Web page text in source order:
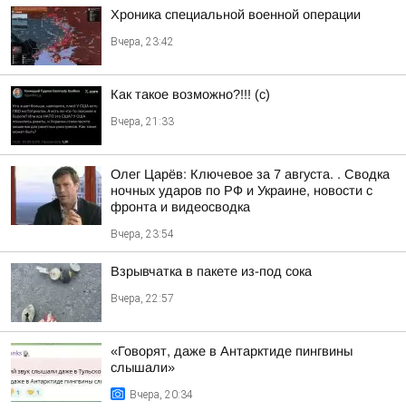
Хроника специальной военной операции
Вчера, 23:42
Как такое возможно?!!! (c)
Вчера, 21:33
Олег Царёв: Ключевое за 7 августа. . Сводка
ночных ударов по РФ и Украине, новости с
фронта и видеосводка
Вчера, 23:54
Взрывчатка в пакете из-под сока
Вчера, 22:57
«Говорят, даже в Антарктиде пингвины
слышали»
Вчера, 20:34